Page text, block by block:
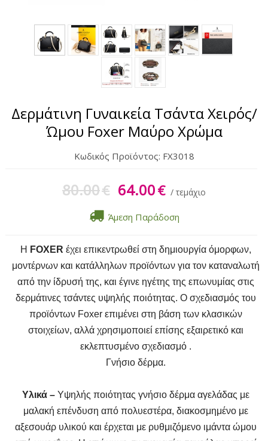
Δερμάτινη Γυναικεία Τσάντα Χειρός/
Ώμου Foxer Μαύρο Χρώμα
Κωδικός Προϊόντος: FX3018
80.00€ 64.00€ / τεμάχιο
Άμεση Παράδοση
Η FOXER έχει επικεντρωθεί στη δημιουργία όμορφων,
μοντέρνων και κατάλληλων προϊόντων για τον καταναλωτή
από την ίδρυσή της, και έγινε ηγέτης της επωνυμίας στις
δερμάτινες τσάντες υψηλής ποιότητας. Ο σχεδιασμός του
προϊόντων Foxer επιμένει στη βάση των κλασικών
στοιχείων, αλλά χρησιμοποιεί επίσης εξαιρετικό και
εκλεπτυσμένο σχεδιασμό .
Γνήσιο δέρμα.
Υλικά –Υψηλής ποιότητας γνήσιο δέρμα αγελάδας με
μαλακή επένδυση από πολυεστέρα, διακοσμημένο με
αξεσουάρ υλικού και έρχεται με ρυθμιζόμενο ιμάντα ώμου